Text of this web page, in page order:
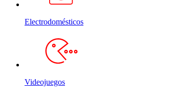
Electrodomésticos
Videojuegos